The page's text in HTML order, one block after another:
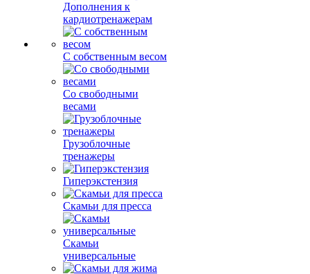
Дополнения к
кардиотренажерам
С собственным весом
Со свободными
весами
Грузоблочные
тренажеры
Гиперэкстензия
Скамьи для пресса
Скамьи
универсальные